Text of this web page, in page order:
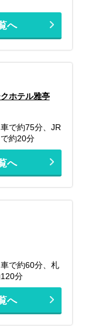
へ
ホテル雅亭
で約75分、JR
約20分
へ
で約60分、札
分
へ